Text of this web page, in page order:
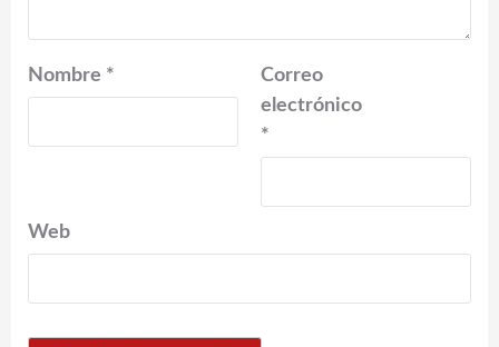
Nombre *
Correo
electrónico
*
Web